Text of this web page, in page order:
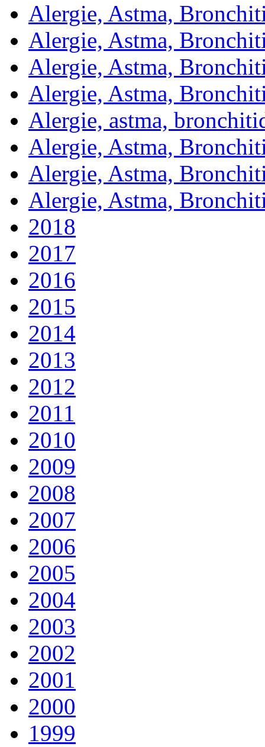
Alergie, Astma,
Alergie, Astma,
Alergie, Astma,
Alergie, Astma,
Alergie, astma,
Alergie, Astma,
Alergie, Astma,
Alergie, Astma,
2018
2017
2016
2015
2014
2013
2012
2011
2010
2009
2008
2007
2006
2005
2004
2003
2002
2001
2000
1999